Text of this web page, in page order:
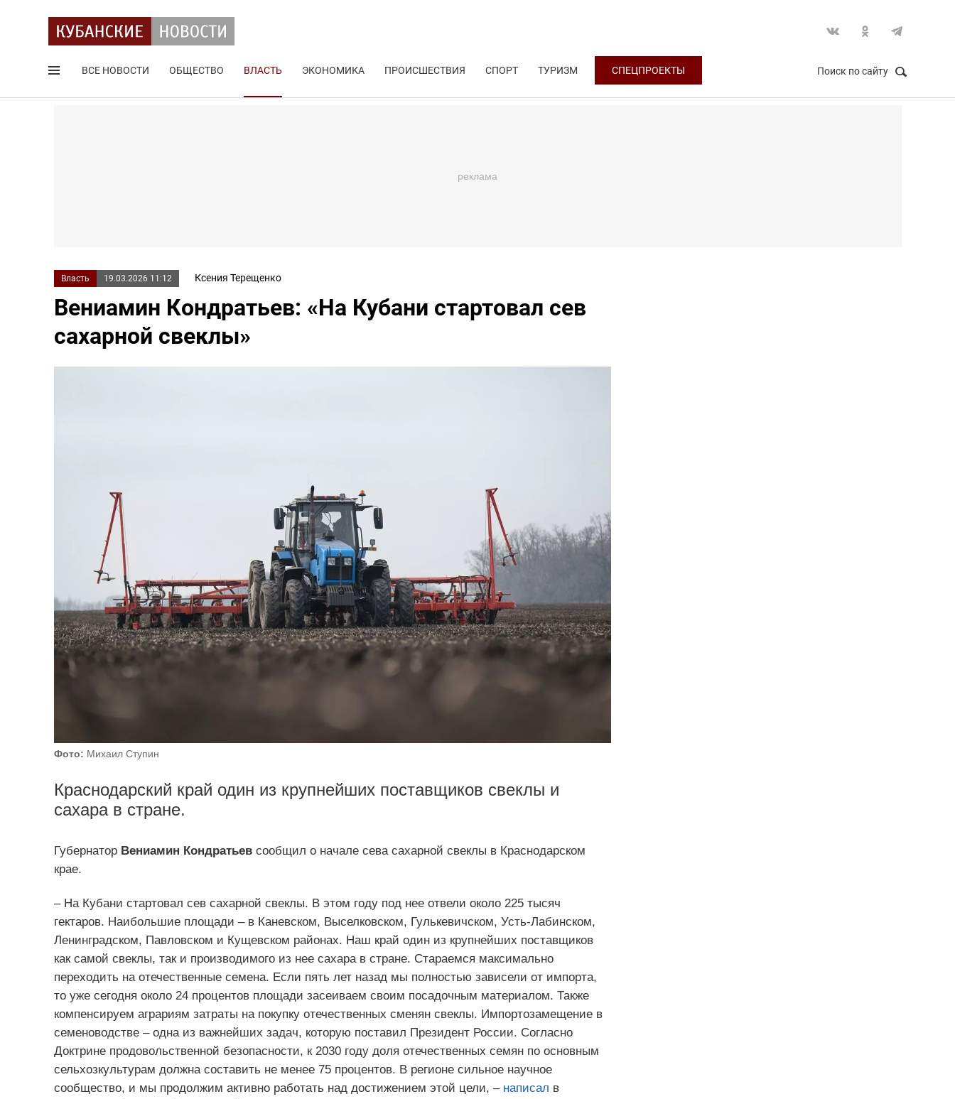
ВСЕ НОВОСТИ ОБЩЕСТВО ВЛАСТЬ ЭКОНОМИКА ПРОИСШЕСТВИЯ СПОРТ ТУРИЗМ СПЕЦПРОЕКТЫ Поиск по сайту
Власть 19.03.2026 11:12 Ксения Терещенко
Вениамин Кондратьев: «На Кубани стартовал сев
сахарной свеклы»
Фото: Михаил Ступин
Краснодарский край один из крупнейших поставщиков свеклы и
сахара в стране.
Губернатор Вениамин Кондратьев сообщил о начале сева сахарной свеклы в Краснодарском
крае.
– На Кубани стартовал сев сахарной свеклы. В этом году под нее отвели около 225 тысяч
гектаров. Наибольшие площади – в Каневском, Выселковском, Гулькевичском, Усть-Лабинском,
Ленинградском, Павловском и Кущевском районах. Наш край один из крупнейших поставщиков
как самой свеклы, так и производимого из нее сахара в стране. Стараемся максимально
переходить на отечественные семена. Если пять лет назад мы полностью зависели от импорта,
то уже сегодня около 24 процентов площади засеиваем своим посадочным материалом. Также
компенсируем аграриям затраты на покупку отечественных сменян свеклы. Импортозамещение в
семеноводстве – одна из важнейших задач, которую поставил Президент России. Согласно
Доктрине продовольственной безопасности, к 2030 году доля отечественных семян по основным
сельхозкультурам должна составить не менее 75 процентов. В регионе сильное научное
сообщество, и мы продолжим активно работать над достижением этой цели, – написал в